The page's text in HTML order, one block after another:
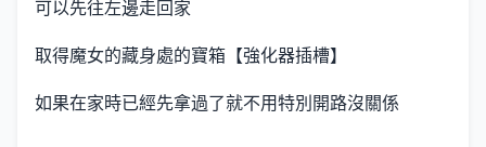
可以先往左邊走回家
取得魔女的藏身處的寶箱【強化器插槽】
如果在家時已經先拿過了就不用特別開路沒關係